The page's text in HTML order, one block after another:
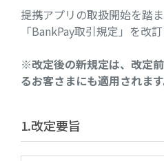
提携アプリの取扱開始を踏
「BankPay取引規定」を改訂
※改定後の新規定は、改定
るお客さまにも適用されます
1.改定要旨